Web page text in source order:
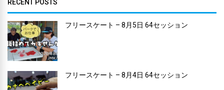
RECENT POSTS
フリースケート – 8月5日 64セッション
フリースケート – 8月4日 64セッション